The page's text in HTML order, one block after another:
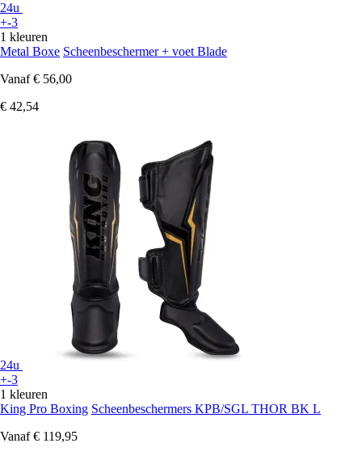
24u
+-3
1 kleuren
Metal Boxe Scheenbeschermer + voet Blade
Vanaf € 56,00
€ 42,54
24u
+-3
1 kleuren
King Pro Boxing Scheenbeschermers KPB/SGL THOR BK L
Vanaf € 119,95